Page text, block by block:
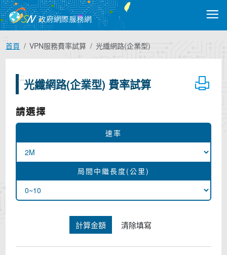
跳
到
主
內首頁 VPN服務費率試算 光纖網路(企業型)
:::光纖網路(企業型) 費率試算
請選擇
速率
局間中繼長度(公里)